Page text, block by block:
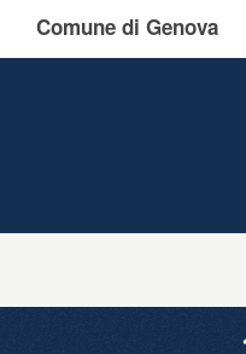
Comune di Genova